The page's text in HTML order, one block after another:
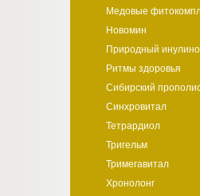
Медовые
Новомин
Природный
Ритмы здоровья
Сибирский
Синхровитал
Тетрардиол
Тригельм
Тримегавитал
Хронолонг